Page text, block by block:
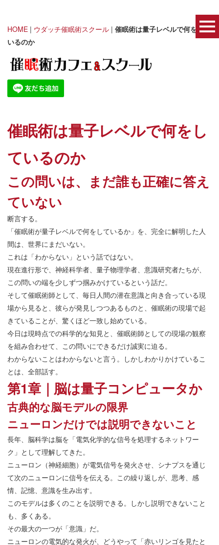
HOME | ウダッチ催眠術スクール | 催眠術は量子レベルで何をして
いるのか
催眠術は量子レベルで何をし
ているのか
この問いは、まだ誰も正確に答え
ていない
断言する。
「催眠術が量子レベルで何をしているか」を、完全に解明した人
間は、世界にまだいない。
これは「わからない」という話ではない。
現在進行形で、神経科学者、量子物理学者、意識研究者たちが、
この問いの端を少しずつ掴みかけているという話だ。
そして催眠術師として、毎日人間の潜在意識と向き合っている現
場から見ると、彼らが発見しつつあるものと、催眠術の現場で起
きていることが、驚くほど一致し始めている。
今日は現時点での科学的な知見と、催眠術師としての現場の観察
を組み合わせて、この問いにできるだけ誠実に迫る。
わからないことはわからないと言う。しかしわかりかけているこ
とは、全部話す。
第1章｜脳は量子コンピュータか
古典的な脳モデルの限界
ニューロンだけでは説明できないこと
長年、脳科学は脳を「電気化学的な信号を処理するネットワー
ク」として理解してきた。
ニューロン（神経細胞）が電気信号を発火させ、シナプスを通じ
て次のニューロンに信号を伝える。この繰り返しが、思考、感
情、記憶、意識を生み出す。
このモデルは多くのことを説明できる。しかし説明できないこと
も、多くある。
その最大の一つが「意識」だ。
ニューロンの電気的な発火が、どうやって「赤いリンゴを見たと